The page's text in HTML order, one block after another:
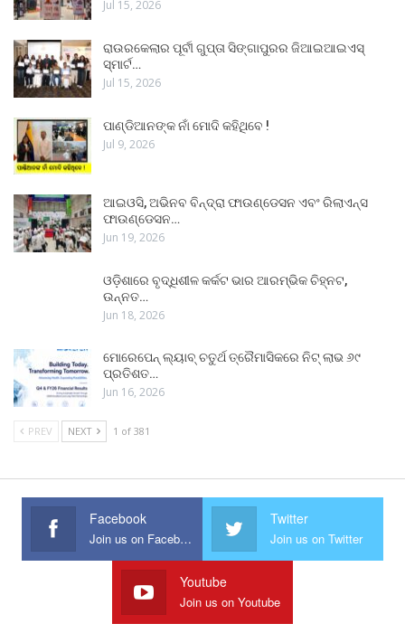
Jul 15, 2026
ରାଉରକେଲାର ପୂର୍ବୀ ଗୁପ୍ତା ସିଙ୍ଗାପୁରର ଜିଆଇଆଇଏସ୍
ସ୍ମାର୍ଟ…
Jul 15, 2026
ପାଣ୍ଡିଆନଙ୍କ ନାଁ ମୋଦି କହିଥିବେ !
Jul 9, 2026
ଆଇଓସି, ଅଭିନବ ବିନ୍ଦ୍ରା ଫାଉଣ୍ଡେସନ ଏବଂ ରିଲାଏନ୍ସ
ଫାଉଣ୍ଡେସନ…
Jun 19, 2026
ଓଡ଼ିଶାରେ ବୃଦ୍ଧିଶୀଳ କର୍କଟ ଭାର ଆରମ୍ଭିକ ଚିହ୍ନଟ,
ଉନ୍ନତ…
Jun 18, 2026
ମୋରେପେନ୍ ଲ୍ୟାବ୍ ଚତୁର୍ଥ ତ୍ରୈମାସିକରେ ନିଟ୍ ଲାଭ ୬୯
ପ୍ରତିଶତ…
Jun 16, 2026
PREV NEXT 1 of 381
Facebook
Join us on Facebook
Twitter
Join us on Twitter
Youtube
Join us on Youtube